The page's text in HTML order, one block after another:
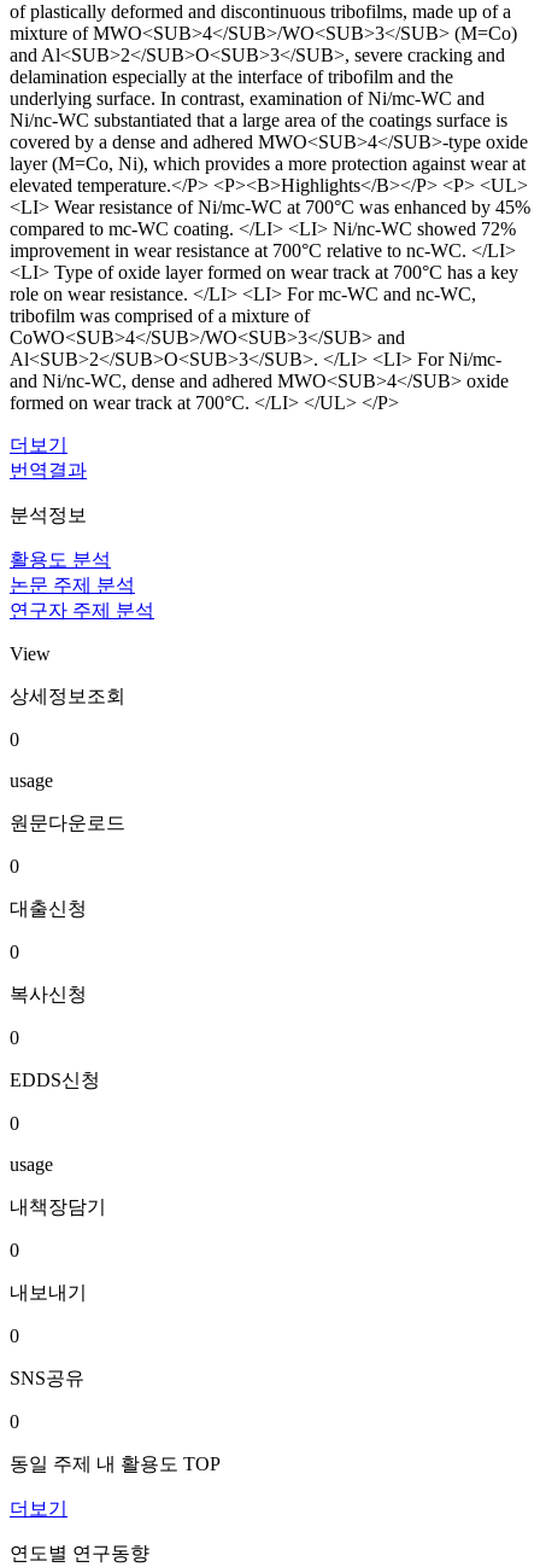
of plastically deformed and discontinuous tribofilms, made up of a
mixture of MWO<SUB>4</SUB>/WO<SUB>3</SUB> (M=Co)
and Al<SUB>2</SUB>O<SUB>3</SUB>, severe cracking and
delamination especially at the interface of tribofilm and the
underlying surface. In contrast, examination of Ni/mc-WC and
Ni/nc-WC substantiated that a large area of the coatings surface is
covered by a dense and adhered MWO<SUB>4</SUB>-type oxide
layer (M=Co, Ni), which provides a more protection against wear at
elevated temperature.</P> <P><B>Highlights</B></P> <P> <UL>
<LI> Wear resistance of Ni/mc-WC at 700°C was enhanced by 45%
compared to mc-WC coating. </LI> <LI> Ni/nc-WC showed 72%
improvement in wear resistance at 700°C relative to nc-WC. </LI>
<LI> Type of oxide layer formed on wear track at 700°C has a key
role on wear resistance. </LI> <LI> For mc-WC and nc-WC,
tribofilm was comprised of a mixture of
CoWO<SUB>4</SUB>/WO<SUB>3</SUB> and
Al<SUB>2</SUB>O<SUB>3</SUB>. </LI> <LI> For Ni/mc-
and Ni/nc-WC, dense and adhered MWO<SUB>4</SUB> oxide
formed on wear track at 700°C. </LI> </UL> </P>
더보기
번역결과
분석정보
활용도 분석
논문 주제 분석
연구자 주제 분석
View
상세정보조회
0
usage
원문다운로드
0
대출신청
0
복사신청
0
EDDS신청
0
usage
내책장담기
0
내보내기
0
SNS공유
0
동일 주제 내 활용도 TOP
더보기
연도별 연구동향